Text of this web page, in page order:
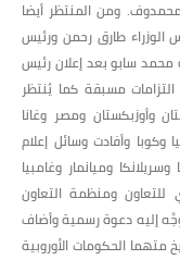
ومن المنتظر أيضا
طارق رحمن ورئيس
محمد سابو بعد إعلان رئيس
مسبقة كما يُنتظر
وأوزبكستان ومصر وغانا
وكوبا وأفادت وسائل إعلام
وميانمار وغامبيا
ومنظمة التعاون
إليه دعوة رسمية وأضاف
متهما الحكومات الأوروبية